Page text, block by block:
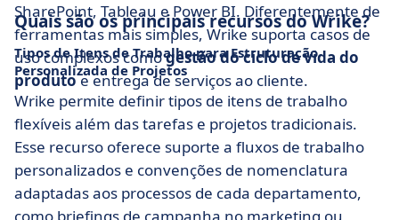
SharePoint, Tableau e Power BI. Diferentemente de
ferramentas mais simples, Wrike suporta casos de
uso complexos comogestão do ciclo de vida do
produtoe entrega de serviços ao cliente.
Quais são os principais recursos do Wrike?
Tipos de Itens de Trabalho para Estruturação
Personalizada de Projetos
Wrike permite definir tipos de itens de trabalho
flexíveis além das tarefas e projetos tradicionais.
Esse recurso oferece suporte a fluxos de trabalho
personalizados e convenções de nomenclatura
adaptadas aos processos de cada departamento,